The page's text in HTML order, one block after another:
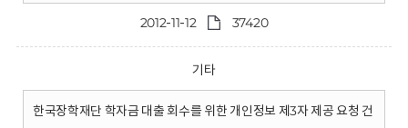
2012-11-12 37420
기타
한국장학재단 학자금 대출 회수를 위한 개인정보 제3자 제공 요청 건